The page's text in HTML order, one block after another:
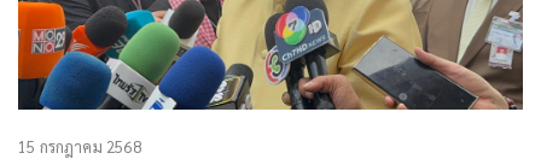
15 กรกฎาคม 2568